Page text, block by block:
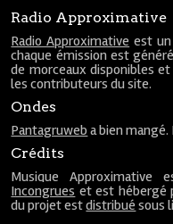
Radio Approximative
Radio Approximative est
chaque émission est
de morceaux disponibles
les contributeurs du site.
Ondes
Pantagruweb a bien
Crédits
Musique Approximative
Incongrues et est hébergé
du projet estdistribué sous